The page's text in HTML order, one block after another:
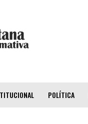
POLÍTICA